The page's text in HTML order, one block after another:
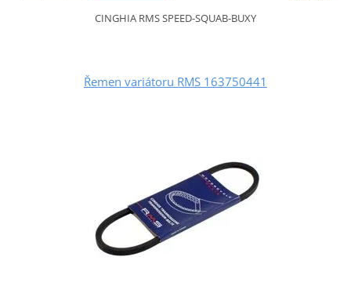
CINGHIA RMS SPEED-SQUAB-BUXY
Řemen variátoru RMS 163750441